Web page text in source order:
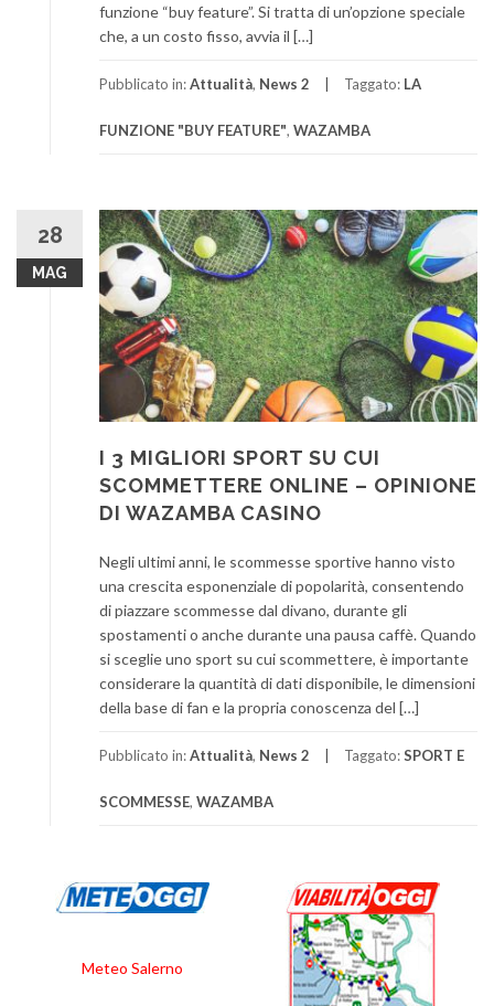
funzione “buy feature”. Si tratta di un’opzione speciale
che, a un costo fisso, avvia il […]
Pubblicato in:Attualità, News 2 Taggato: LA
FUNZIONE "BUY FEATURE", WAZAMBA
28
MAG
I 3 MIGLIORI SPORT SU CUI
SCOMMETTERE ONLINE – OPINIONE
DI WAZAMBA CASINO
Negli ultimi anni, le scommesse sportive hanno visto
una crescita esponenziale di popolarità, consentendo
di piazzare scommesse dal divano, durante gli
spostamenti o anche durante una pausa caffè. Quando
si sceglie uno sport su cui scommettere, è importante
considerare la quantità di dati disponibile, le dimensioni
della base di fan e la propria conoscenza del […]
Pubblicato in:Attualità, News 2 Taggato:SPORT E
SCOMMESSE, WAZAMBA
Meteo Salerno